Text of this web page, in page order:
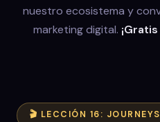
nuestro ecosistema y
marketing digital.
🎬 LECCIÓN 16: